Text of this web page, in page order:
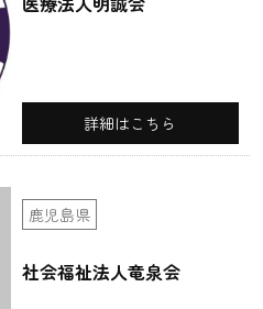
詳細はこちら
鹿児島県
社会福祉法人竜泉会